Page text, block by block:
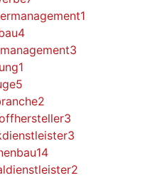
1
4
3
1
5
2
3
3
14
2